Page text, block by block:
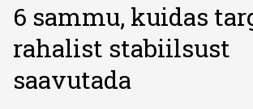
6 sammu, kuidas
rahalist stabiilsust
saavutada